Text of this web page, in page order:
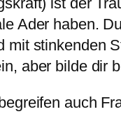
Ader haben.
mit stinkenden
aber bilde dir
auch